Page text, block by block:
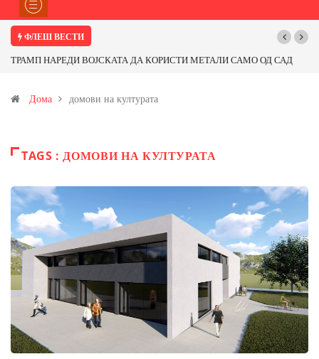
ФЛЕШ ВЕСТИ
ТРАМП НАРЕДИ ВОЈСКАТА ДА КОРИСТИ МЕТАЛИ САМО ОД САД
Иловица и со антимонот?
Дома домови на културата
TAGS : ДОМОВИ НА КУЛТУРАТА